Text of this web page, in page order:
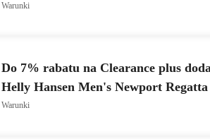
Warunki
Do 7% rabatu na Clearance plus
Helly Hansen Men's Newport
Warunki